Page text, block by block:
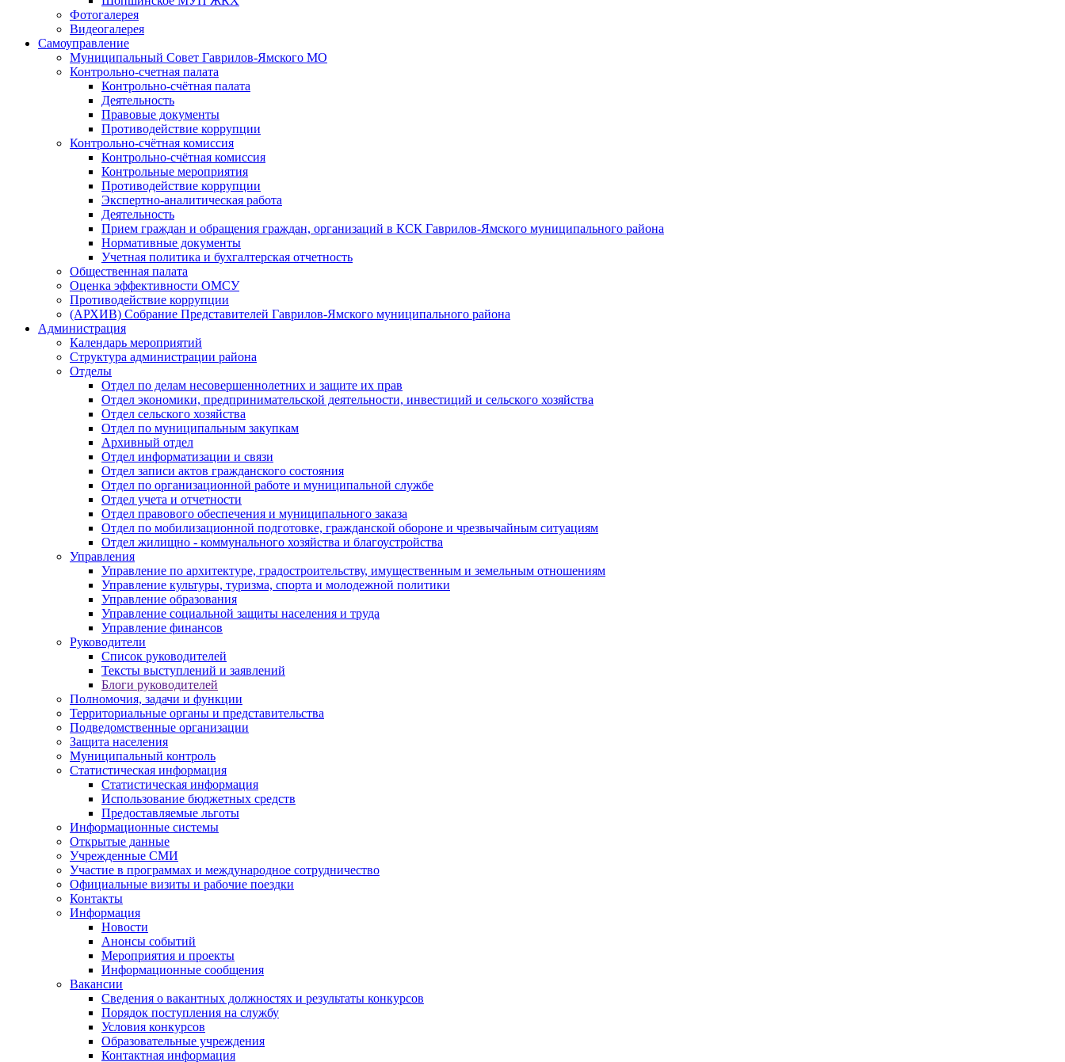
Фотогалерея
Видеогалерея
Самоуправление
Муниципальный Совет Гаврилов-Ямского МО
Контрольно-счетная палата
Контрольно-счётная палата
Деятельность
Правовые документы
Противодействие коррупции
Контрольно-счётная комиссия
Контрольно-счётная комиссия
Контрольные мероприятия
Противодействие коррупции
Экспертно-аналитическая работа
Деятельность
Прием граждан и обращения граждан, организаций в КСК Гаврилов-Ямского муниципального района
Нормативные документы
Учетная политика и бухгалтерская отчетность
Общественная палата
Оценка эффективности ОМСУ
Противодействие коррупции
(АРХИВ) Собрание Представителей Гаврилов-Ямского муниципального района
Администрация
Календарь мероприятий
Структура администрации района
Отделы
Отдел по делам несовершеннолетних и защите их прав
Отдел экономики, предпринимательской деятельности, инвестиций и сельского хозяйства
Отдел сельского хозяйства
Отдел по муниципальным закупкам
Архивный отдел
Отдел информатизации и связи
Отдел записи актов гражданского состояния
Отдел по организационной работе и муниципальной службе
Отдел учета и отчетности
Отдел правового обеспечения и муниципального заказа
Отдел по мобилизационной подготовке, гражданской обороне и чрезвычайным ситуациям
Отдел жилищно - коммунального хозяйства и благоустройства
Управления
Управление по архитектуре, градостроительству, имущественным и земельным отношениям
Управление культуры, туризма, спорта и молодежной политики
Управление образования
Управление социальной защиты населения и труда
Управление финансов
Руководители
Список руководителей
Тексты выступлений и заявлений
Блоги руководителей
Полномочия, задачи и функции
Территориальные органы и представительства
Подведомственные организации
Защита населения
Муниципальный контроль
Статистическая информация
Статистическая информация
Использование бюджетных средств
Предоставляемые льготы
Информационные системы
Открытые данные
Учрежденные СМИ
Участие в программах и международное сотрудничество
Официальные визиты и рабочие поездки
Контакты
Информация
Новости
Анонсы событий
Мероприятия и проекты
Информационные сообщения
Вакансии
Сведения о вакантных должностях и результаты конкурсов
Порядок поступления на службу
Условия конкурсов
Образовательные учреждения
Контактная информация